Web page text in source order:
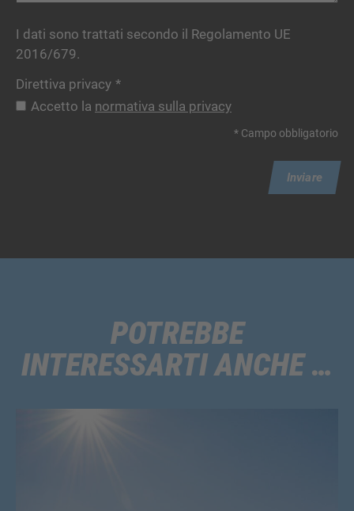
I dati sono trattati secondo il Regolamento UE
2016/679.
Direttiva privacy *
Accetto la normativa sulla privacy
* Campo obbligatorio
Inviare
POTREBBE
INTERESSARTI ANCHE …